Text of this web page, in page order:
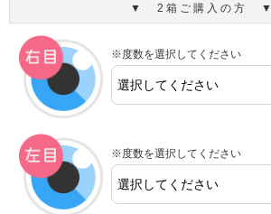
▼ 2箱ご購入の方 ▼
※度数を選択してください
※度数を選択してください